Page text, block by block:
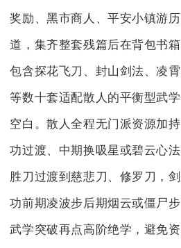
奖励、黑市商人、平安小镇游
道，集齐整套残篇后在背包书
包含探花飞刀、封山剑法、凌
等数十套适配散人的平衡型武
空白。散人全程无门派资源加
功过渡、中期换吸星或碧云心
胜刀过渡到慈悲刀、修罗刀，
功前期凌波步后期烟云或僵尸
武学突破再点高阶绝学，避免